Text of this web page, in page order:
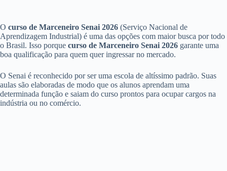
O curso de Marceneiro Senai 2026 (Serviço Nacional de
Aprendizagem Industrial) é uma das opções com maior busca por todo
o Brasil. Isso porque curso de Marceneiro Senai 2026 garante uma
boa qualificação para quem quer ingressar no mercado.
O Senai é reconhecido por ser uma escola de altíssimo padrão. Suas
aulas são elaboradas de modo que os alunos aprendam uma
determinada função e saiam do curso prontos para ocupar cargos na
indústria ou no comércio.